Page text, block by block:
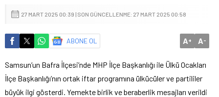
27 MART 2025 00:39 | SON GÜNCELLENME: 27 MART 2025 00:58
ABONE OL A+ A-
Samsun’un Bafra İlçesi’nde MHP İlçe Başkanlığı ile Ülkü Ocakları
İlçe Başkanlığı’nın ortak iftar programına ülkücüler ve partililer
büyük ilgi gösterdi. Yemekte birlik ve beraberlik mesajları verildi